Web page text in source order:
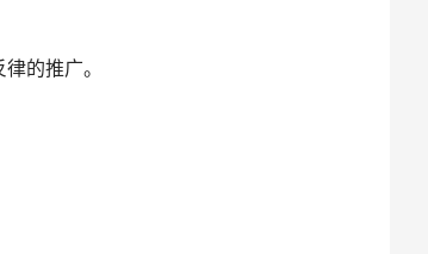
的推广。